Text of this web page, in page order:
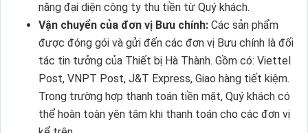
năng đại diện công ty thu tiền từ Quý khách.
Vận chuyển của đơn vị Bưu chính: Các sản phẩm
được đóng gói và gửi đến các đơn vị Bưu chính là đối
tác tin tưởng của Thiết bị Hà Thành. Gồm có: Viettel
Post, VNPT Post, J&T Express, Giao hàng tiết kiệm.
Trong trường hợp thanh toán tiền mặt, Quý khách có
thể hoàn toàn yên tâm khi thanh toán cho các đơn vị